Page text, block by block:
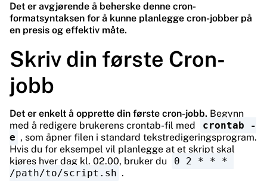
Det er avgjørende å beherske denne cron-
formatsyntaksen for å kunne planlegge cron-jobber på
en presis og effektiv måte.
Skriv din første Cron-
jobb
Det er enkelt å opprette din første cron-jobb. Begynn
med å redigere brukerens crontab-fil med
crontab -
e , som åpner filen i standard tekstredigeringsprogram.
Hvis du for eksempel vil planlegge at et skript skal
kjøres hver dag kl. 02.00, bruker du
0 2 * * *
/path/to/script.sh .